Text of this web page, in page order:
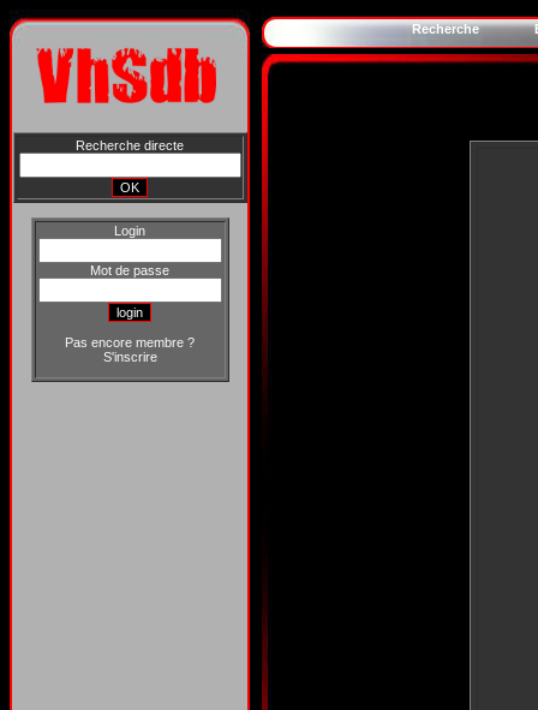
Recherche directe
Login
Mot de passe
Pas encore membre ?
S'inscrire
Recherche